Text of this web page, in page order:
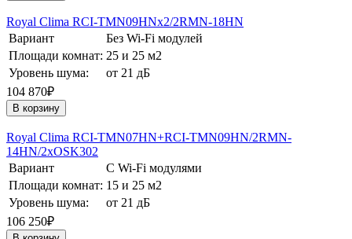
Royal Clima RCI-TMN09HNх2/2RMN-18HN
Вариант
Без Wi-Fi модулей
Площади комнат: 25 и 25 м2
Уровень шума:
от 21 дБ
104 870₽
В корзину
Royal Clima RCI-TMN07HN+RCI-TMN09HN/2RMN-
14HN/2хOSK302
Вариант
С Wi-Fi модулями
Площади комнат: 15 и 25 м2
Уровень шума:
от 21 дБ
106 250₽